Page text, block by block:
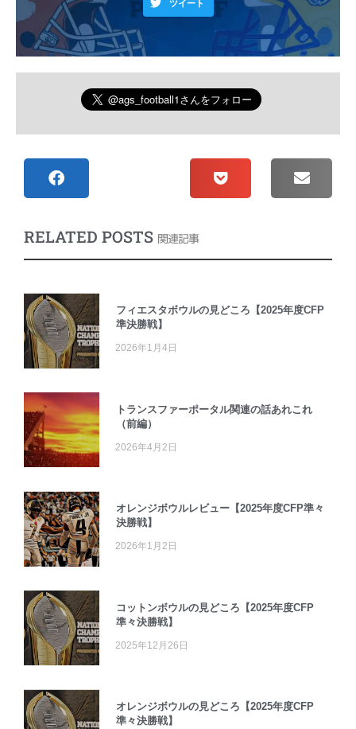
ツイート
RELATED POSTS 関連記事
フィエスタボウルの見どころ【2025年度CFP
準決勝戦】
2026年1月4日
トランスファーポータル関連の話あれこれ
（前編）
2026年4月2日
オレンジボウルレビュー【2025年度CFP準々
決勝戦】
2026年1月2日
コットンボウルの見どころ【2025年度CFP
準々決勝戦】
2025年12月26日
オレンジボウルの見どころ【2025年度CFP
準々決勝戦】